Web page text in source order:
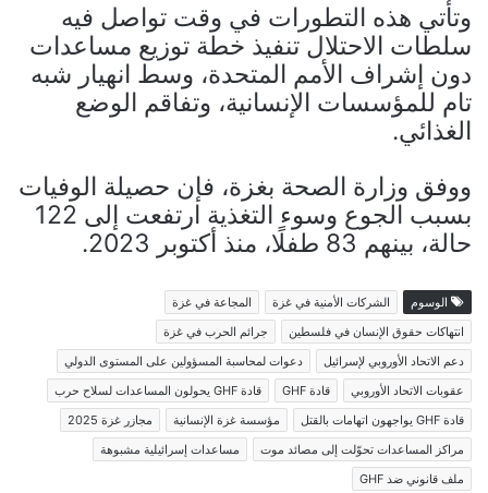
وتأتي هذه التطورات في وقت تواصل فيه
سلطات الاحتلال تنفيذ خطة توزيع مساعدات
دون إشراف الأمم المتحدة، وسط انهيار شبه
تام للمؤسسات الإنسانية، وتفاقم الوضع
الغذائي.
ووفق وزارة الصحة بغزة، فإن حصيلة الوفيات
بسبب الجوع وسوء التغذية ارتفعت إلى 122
حالة، بينهم 83 طفلًا، منذ أكتوبر 2023.
الوسوم الشركات الأمنية في غزة
المجاعة في غزة
انتهاكات حقوق الإنسان في فلسطين
جرائم الحرب في غزة
دعم الاتحاد الأوروبي لإسرائيل
دعوات لمحاسبة المسؤولين على المستوى الدولي
عقوبات الاتحاد الأوروبي
قادة GHF
قادة GHF يحولون المساعدات لسلاح حرب
قادة GHF يواجهون اتهامات بالقتل
مؤسسة غزة الإنسانية
مجازر غزة 2025
مراكز المساعدات تحوّلت إلى مصائد موت
مساعدات إسرائيلية مشبوهة
ملف قانوني ضد GHF